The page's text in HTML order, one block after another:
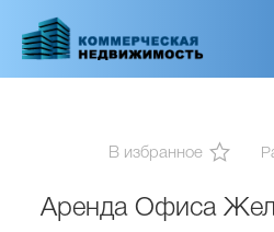
основному
В избранное
Аренда Офиса